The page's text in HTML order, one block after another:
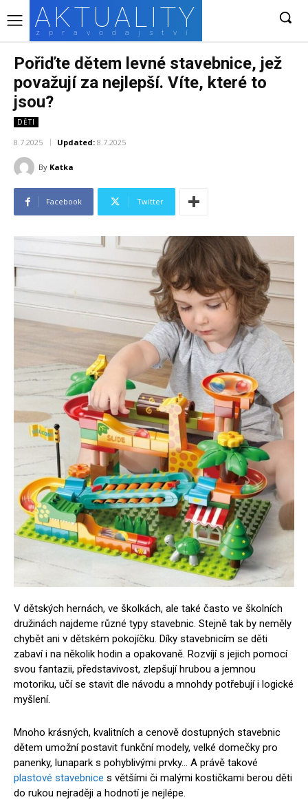
AKTUALITY
zpravodajství
Pořiďte dětem levné stavebnice, jež
považují za nejlepší. Víte, které to
jsou?
DĚTI
8.7.2025 Updated: 8.7.2025
By Katka
Facebook Twitter
V dětských hernách, ve školkách, ale také často ve školních
družinách najdeme různé typy stavebnic. Stejně tak by neměly
chybět ani v dětském pokojíčku. Díky stavebnicím se děti
zabaví i na několik hodin a opakovaně. Rozvíjí s jejich pomocí
svou fantazii, představivost, zlepšují hrubou a jemnou
motoriku, učí se stavit dle návodu a mnohdy potřebují i logické
myšlení.
Mnoho krásných, kvalitních a cenově dostupných stavebnic
dětem umožní postavit funkční modely, velké domečky pro
panenky, lunapark s pohyblivými prvky… A právě takové
plastové stavebnice s většími či malými kostičkami berou děti
do rukou nejraději a hodnotí je nejlépe.